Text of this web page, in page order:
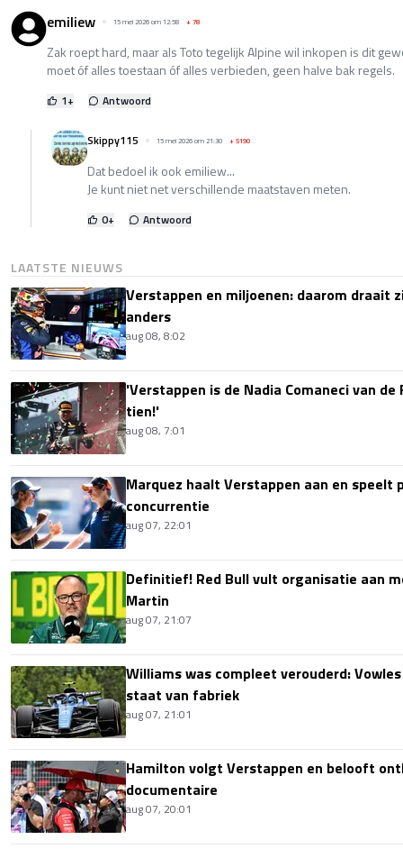
emiliew 15 mei 2026 om 12:58 +78
Zak roept hard, maar als Toto tegelijk Alpine wil inkopen is dit
moet óf alles toestaan óf alles verbieden, geen halve bak regels.
1+ Antwoord
Skippy115 15 mei 2026 om 21:30 +5190
Dat bedoel ik ook emiliew...
Je kunt niet net verschillende maatstaven meten.
0+ Antwoord
LAATSTE NIEUWS
Verstappen en miljoenen: daarom draait
anders
aug 08, 8:02
'Verstappen is de Nadia Comaneci van
tien!'
aug 08, 7:01
Marquez haalt Verstappen aan en speelt
concurrentie
aug 07, 22:01
Definitief! Red Bull vult organisatie aan
Martin
aug 07, 21:07
Williams was compleet verouderd:
staat van fabriek
aug 07, 21:01
Hamilton volgt Verstappen en belooft
documentaire
aug 07, 20:01